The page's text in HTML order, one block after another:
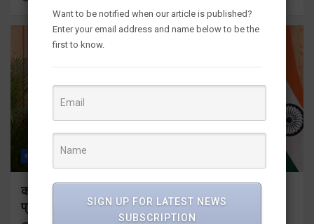
राज्य देहरादून
कॉमनवेल्थ गेम्स 2026 के उत्तराखंड के पदक विजेताओं और
प्रशिक्षकों को मुख्यमंत्री धामी ने किया सम्मानित
Want to be notified when our article is published?
Enter your email address and name below to be the
first to know.
SIGN UP FOR LATEST NEWS
SUBSCRIPTION